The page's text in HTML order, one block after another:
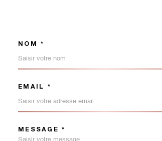
NOM *
EMAIL *
MESSAGE *